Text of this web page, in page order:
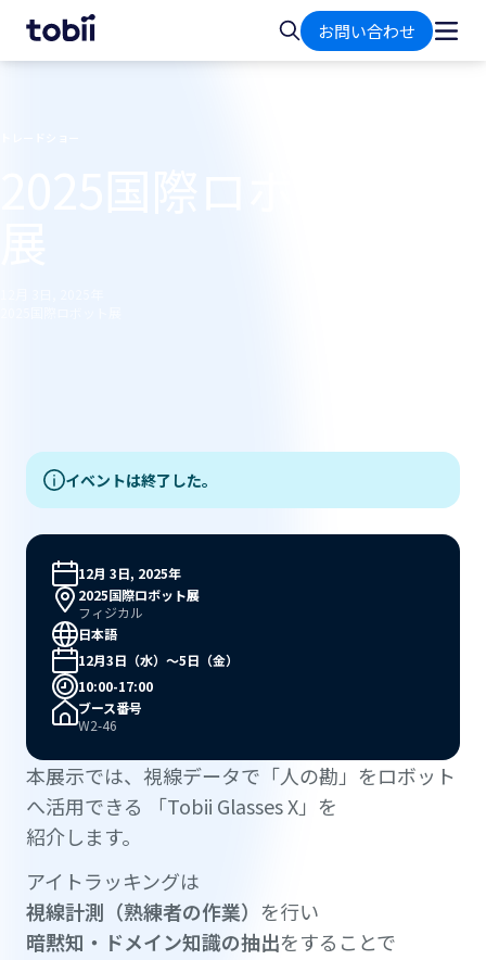
ー
検
索
お問い合わせ
イベントは終了した。
12月 3日, 2025年
2025国際ロボット展
フィジカル
日本語
12月3日（水）～5日（金）
10:00-17:00
ブース番号
W2-46
本展示では、視線データで「人の勘」をロボット
へ活用できる 「Tobii Glasses X」を
紹介します。
アイトラッキングは
視線計測（熟練者の作業） を行い
暗黙知・ドメイン知識の抽出をすることで